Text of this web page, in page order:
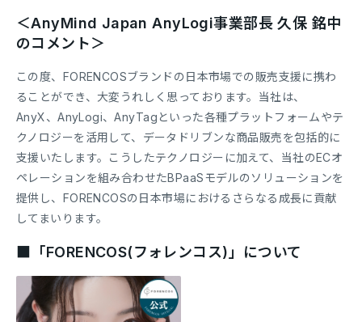
＜AnyMind Japan AnyLogi事業部長 久保 銘中
のコメント＞
この度、FORENCOSブランドの日本市場での販売支援に携わ
ることができ、大変うれしく思っております。当社は、
AnyX、AnyLogi、AnyTagといった各種プラットフォームやテ
クノロジーを活用して、データドリブンな商品販売を包括的に
支援いたします。こうしたテクノロジーに加えて、当社のECオ
ペレーションを組み合わせたBPaaSモデルのソリューションを
提供し、FORENCOSの日本市場におけるさらなる成長に貢献
してまいります。
■「FORENCOS(フォレンコス)」について